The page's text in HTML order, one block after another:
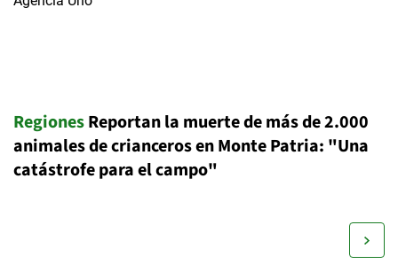
RegionesReportan la muerte de más de 2.000
animales de crianceros en Monte Patria: "Una
catástrofe para el campo"